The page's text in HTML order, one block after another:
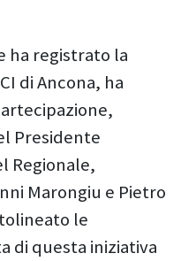
ha registrato la
di Ancona, ha
Presidente
Regionale,
Marongiu e Pietro
le
di questa iniziativa